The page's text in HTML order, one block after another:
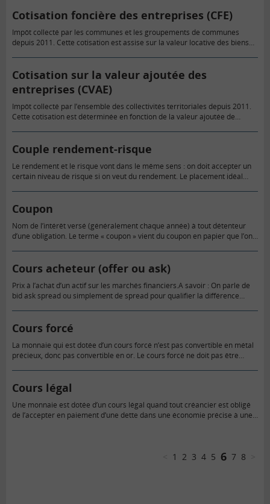
Cotisation foncière des entreprises (CFE)
Impôt collecté par les communes et les groupements de communes
depuis 2011. Cette cotisation est assise sur la valeur locative des biens
Cotisation sur la valeur ajoutée des
entreprises (CVAE)
Impôt collecté par l’ensemble des collectivités territoriales depuis 2011.
Cette cotisation est déterminée en fonction de la valeur ajoutée de
Couple rendement-risque
Le rendement et le risque vont dans le même sens : on doit accepter un
certain niveau de risque si on veut du rendement. Le placement idéal
Coupon
Nom de l’intérêt versé (généralement chaque année) à tout détenteur
d’une obligation. Le terme « coupon » vient du coupon en papier que l’on
Cours acheteur (offer ou ask)
Prix à l’achat d’un actif sur les marchés financiers.A savoir : On parle de
bid ask spread ou simplement de spread pour qualifier la différence
Cours forcé
La monnaie qui est dotée d’un cours forcé n’est pas convertible en métal
précieux, donc pas convertible en or. Le cours forcé ne doit pas être
Cours légal
Une monnaie est dotée d’un cours légal quand tout créancier est obligé
de l’accepter en paiement d’une dette dans une économie précise à une
1 2 3 4 5 6 7 8